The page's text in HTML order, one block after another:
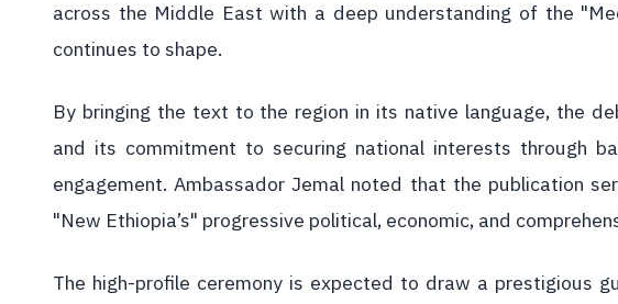
across the Middle East with a deep understanding of the
continues to shape.
By bringing the text to the region in its native language, the
and its commitment to securing national interests through
engagement. Ambassador Jemal noted that the publication
"New Ethiopia’s" progressive political, economic, and
The high-profile ceremony is expected to draw a prestigious